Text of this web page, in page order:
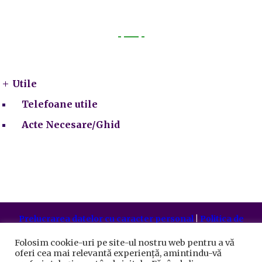
Utile
Telefoane utile
Acte Necesare/Ghid
Prelucrarea datelor cu caracter personal| Politica de
Primăria Sectorului 5 București©️2021. Toate drepturile
rezervate.
Folosim cookie-uri pe site-ul nostru web pentru a vă
oferi cea mai relevantă experiență, amintindu-vă